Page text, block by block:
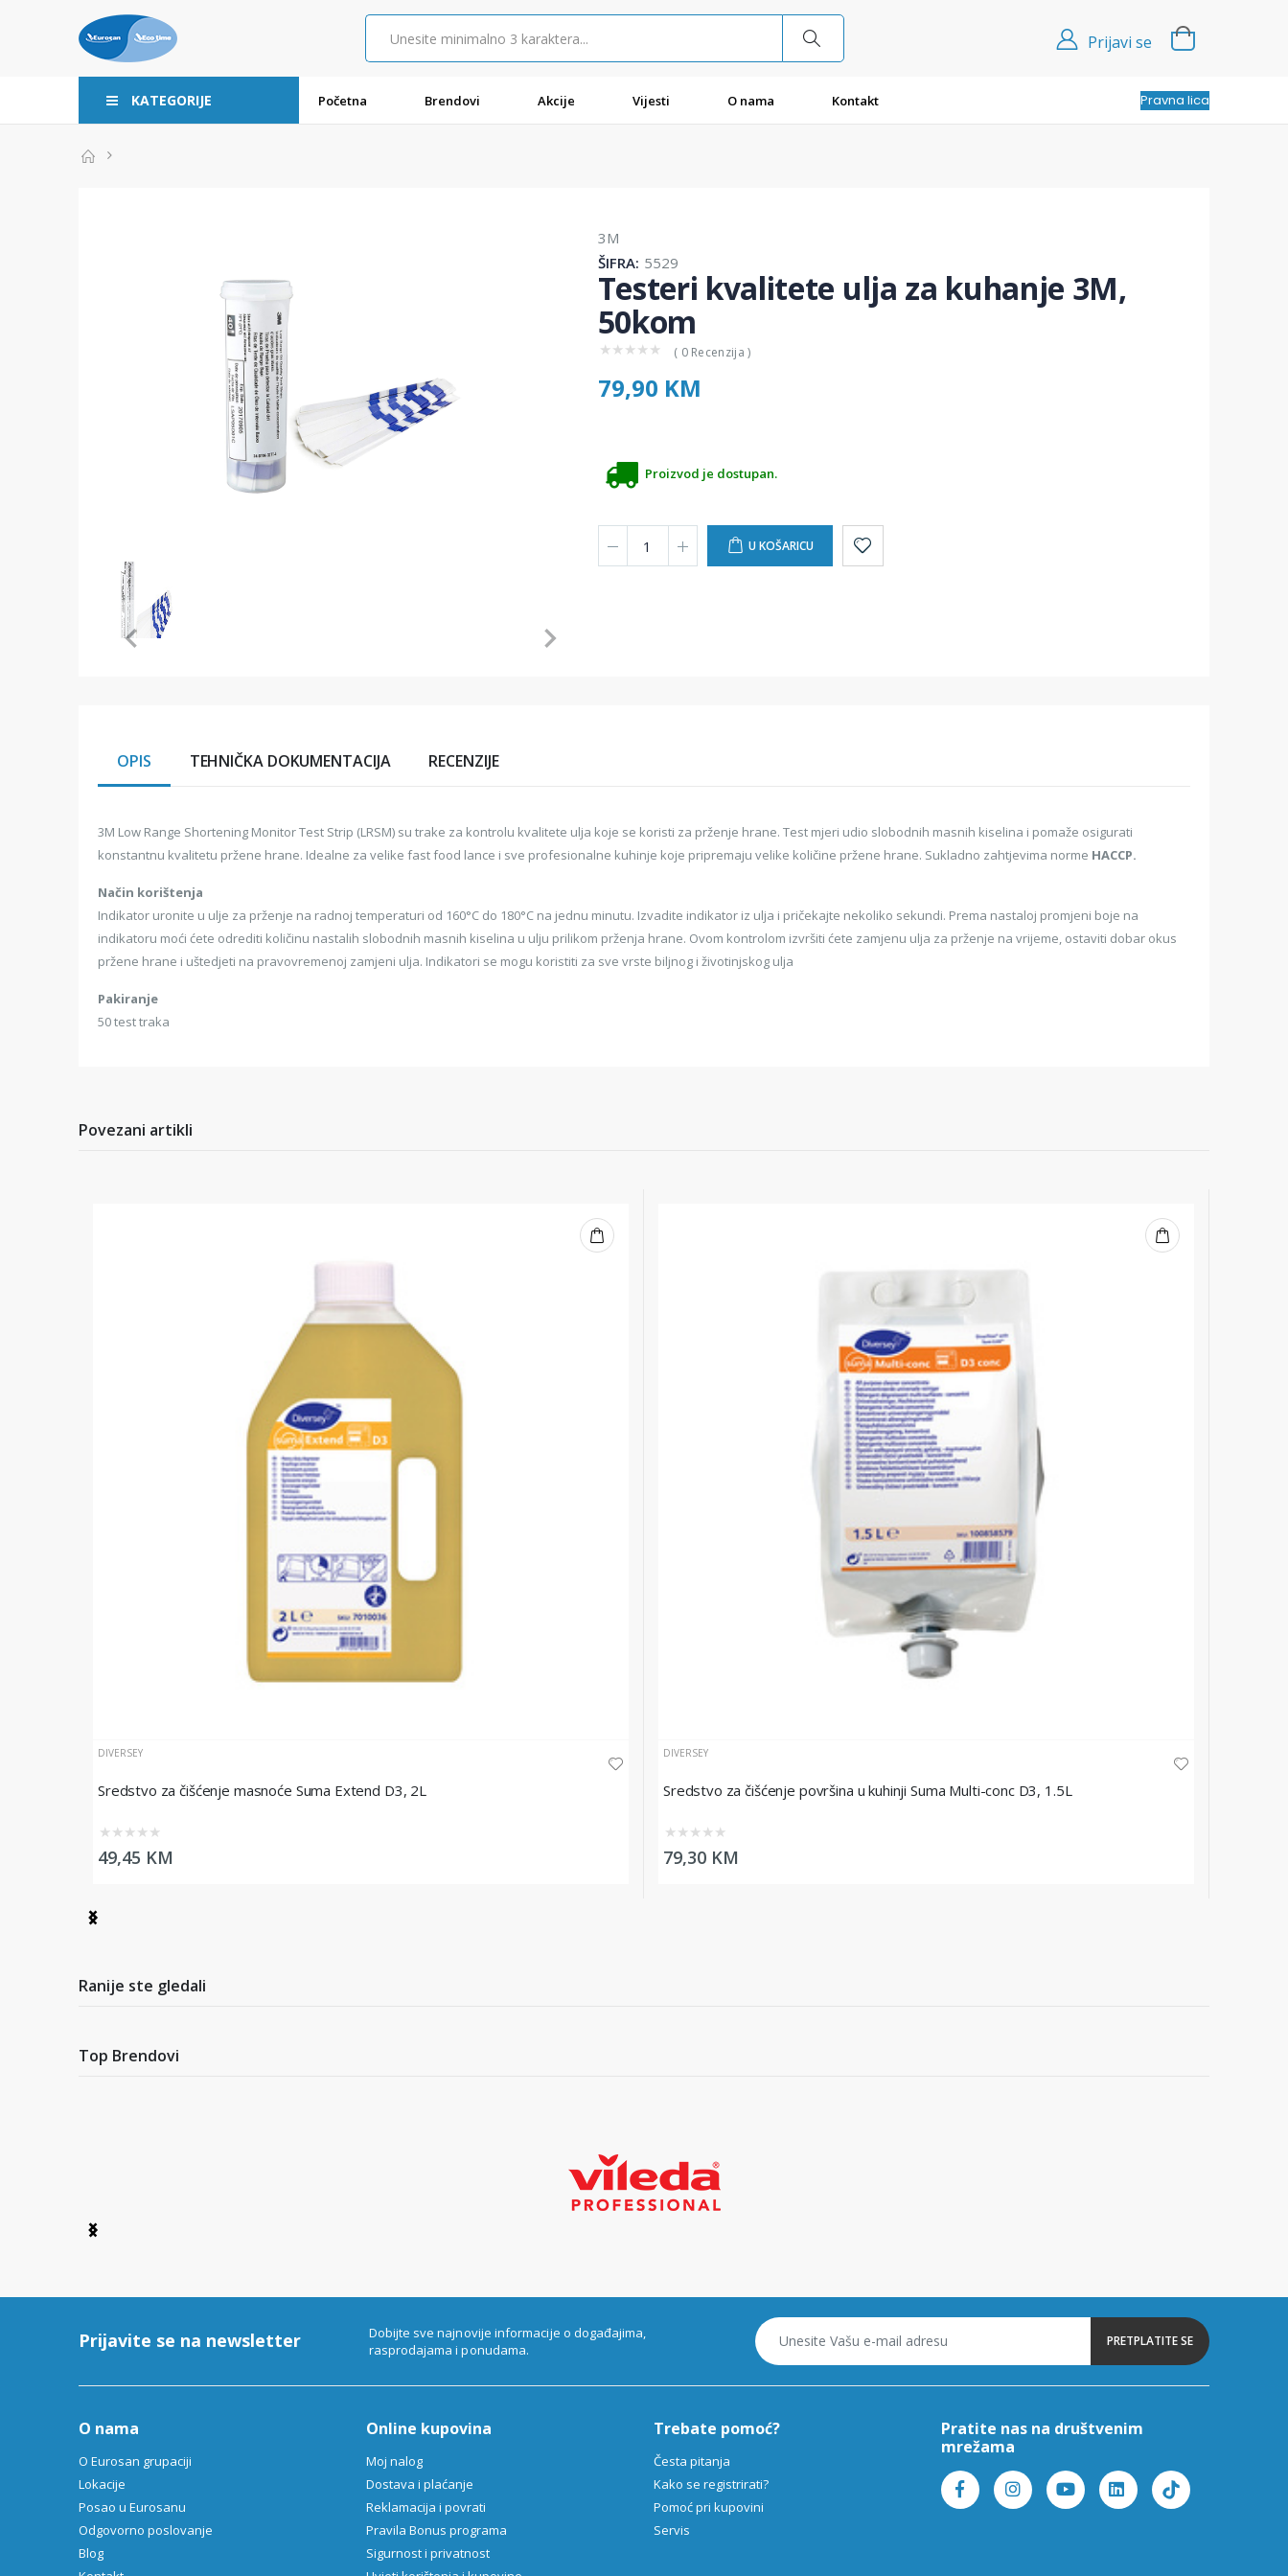
Prijavi se
KATEGORIJE Početna Brendovi Akcije Vijesti O nama Kontakt Pravna lica
of
Item
3M
ŠIFRA: 5529
Testeri kvalitete ulja za kuhanje 3M,
50kom
★ ★ ★ ★ ★ ( 0 Recenzija )
79,90 KM
Proizvod je dostupan.
U KOŠARICU
OPIS TEHNIČKA DOKUMENTACIJA RECENZIJE
3M Low Range Shortening Monitor Test Strip (LRSM) su trake za kontrolu kvalitete ulja koje se koristi za prženje hrane. Test mjeri udio slobodnih masnih kiselina i pomaže osigurati
konstantnu kvalitetu pržene hrane. Idealne za velike fast food lance i sve profesionalne kuhinje koje pripremaju velike količine pržene hrane. Sukladno zahtjevima norme HACCP.
Način korištenja
Indikator uronite u ulje za prženje na radnoj temperaturi od 160°C do 180°C na jednu minutu. Izvadite indikator iz ulja i pričekajte nekoliko sekundi. Prema nastaloj promjeni boje na
indikatoru moći ćete odrediti količinu nastalih slobodnih masnih kiselina u ulju prilikom prženja hrane. Ovom kontrolom izvršiti ćete zamjenu ulja za prženje na vrijeme, ostaviti dobar okus
pržene hrane i uštedjeti na pravovremenoj zamjeni ulja. Indikatori se mogu koristiti za sve vrste biljnog i životinjskog ulja
Pakiranje
50 test traka
Povezani artikli
DIVERSEY
Sredstvo za čišćenje masnoće Suma Extend D3, 2L
★ ★ ★ ★ ★
49,45 KM
DIVERSEY
Sredstvo za čišćenje površina u kuhinji Suma Multi-conc D3, 1.5L
★ ★ ★ ★ ★
79,30 KM
Item
2
Ranije ste gledali
Top Brendovi
Item
Prijavite se na newsletter
Dobijte sve najnovije informacije o događajima,
rasprodajama i ponudama.
PRETPLATITE SE
O nama
O Eurosan grupaciji
Lokacije
Posao u Eurosanu
Odgovorno poslovanje
Blog
Online kupovina
Moj nalog
Dostava i plaćanje
Reklamacija i povrati
Pravila Bonus programa
Sigurnost i privatnost
Trebate pomoć?
Česta pitanja
Kako se registrirati?
Pomoć pri kupovini
Servis
Pratite nas na društvenim
mrežama